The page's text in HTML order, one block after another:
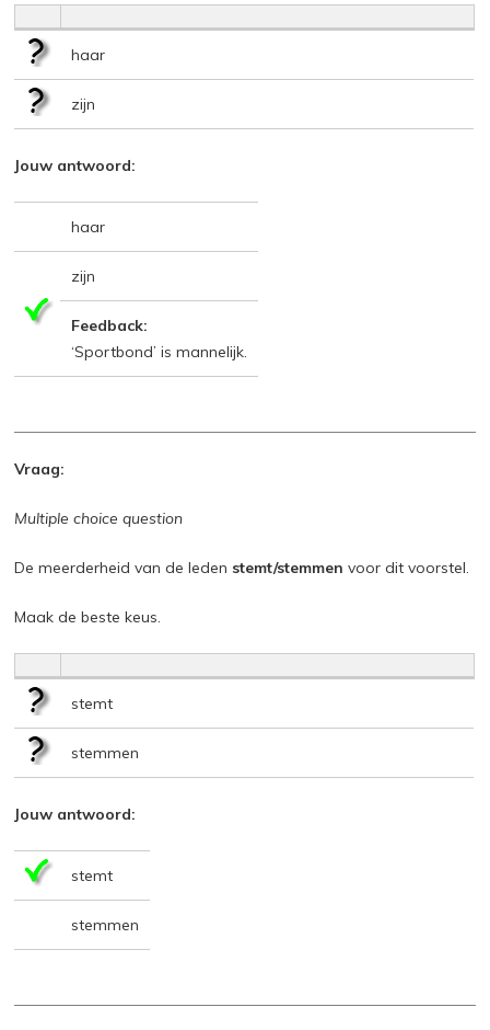
haar
zijn
Jouw antwoord:
haar
zijn
Feedback:
‘Sportbond’ is mannelijk.
Vraag:
Multiple choice question
De meerderheid van de leden stemt/stemmen voor dit voorstel.
Maak de beste keus.
stemt
stemmen
Jouw antwoord:
stemt
stemmen